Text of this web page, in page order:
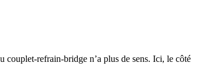
couplet-refrain-bridge n’a plus de sens. Ici, le côté